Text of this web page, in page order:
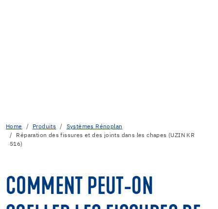
Home Produits
Systèmes Rénoplan
Réparation des fissures et des joints dans les chapes (UZIN KR
516)
COMMENT PEUT-ON